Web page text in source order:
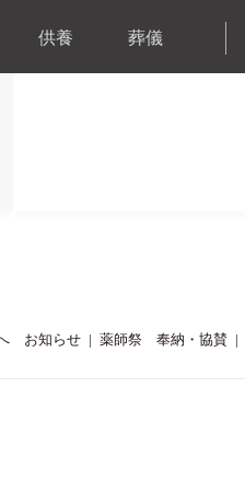
供養 葬儀
お知らせ 薬師祭 奉納・協賛